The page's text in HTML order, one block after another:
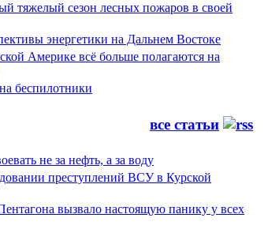
тяжелый сезон лесных пожаров в своей
энергетики на Дальнем Востоке
Америке всё больше полагаются на
беспилотники
все статьи
не за нефть, а за воду
преступлений ВСУ в Курской
вызвало настоящую панику у всех